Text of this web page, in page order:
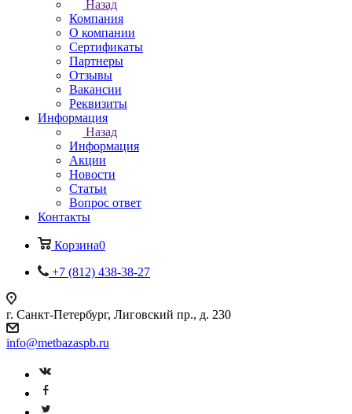
Назад
Компания
О компании
Сертификаты
Партнеры
Отзывы
Вакансии
Реквизиты
Информация
Назад
Информация
Акции
Новости
Статьи
Вопрос ответ
Контакты
Корзина0
+7 (812) 438-38-27
г. Санкт-Петербург, Лиговский пр., д. 230
info@metbazaspb.ru